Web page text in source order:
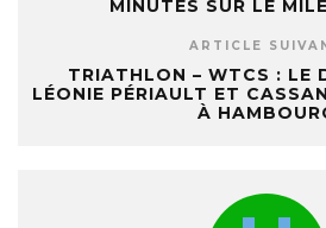
MINUTES SUR LE
ARTICLE
TRIATHLON – WTCS : LE
LÉONIE PÉRIAULT ET
À